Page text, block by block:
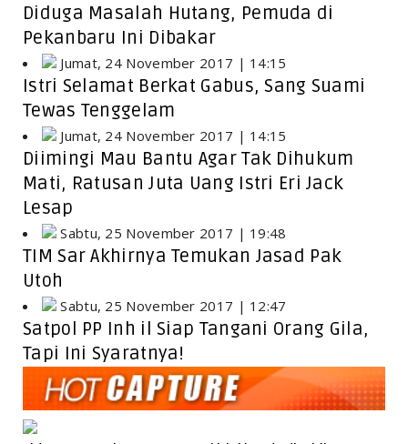
Diduga Masalah Hutang, Pemuda di
Pekanbaru Ini Dibakar
Jumat, 24 November 2017 | 14:15
Istri Selamat Berkat Gabus, Sang Suami
Tewas Tenggelam
Jumat, 24 November 2017 | 14:15
Diimingi Mau Bantu Agar Tak Dihukum
Mati, Ratusan Juta Uang Istri Eri Jack
Lesap
Sabtu, 25 November 2017 | 19:48
TIM Sar Akhirnya Temukan Jasad Pak
Utoh
Sabtu, 25 November 2017 | 12:47
Satpol PP Inh il Siap Tangani Orang Gila,
Tapi Ini Syaratnya!